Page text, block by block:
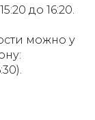
до 16:20.
можно у